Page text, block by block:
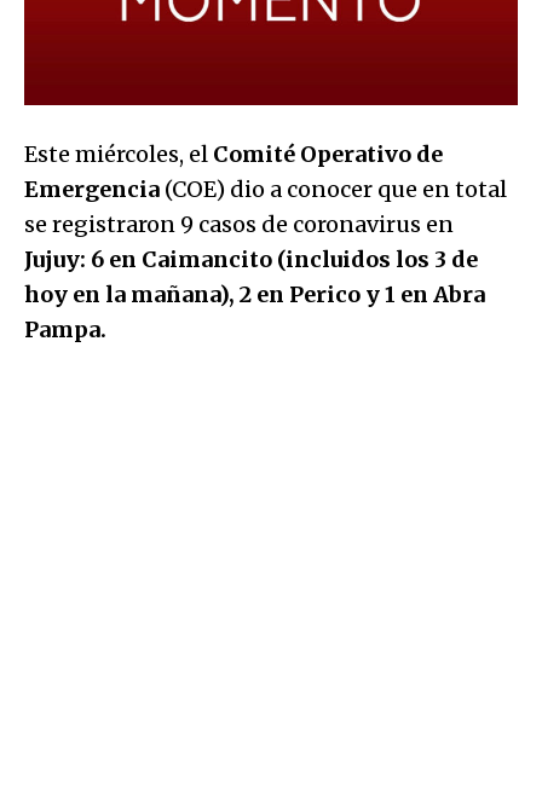
Este miércoles, el Comité Operativo de
Emergencia (COE) dio a conocer que en total
se registraron 9 casos de coronavirus en
Jujuy: 6 en Caimancito (incluidos los 3 de
hoy en la mañana), 2 en Perico y 1 en Abra
Pampa.